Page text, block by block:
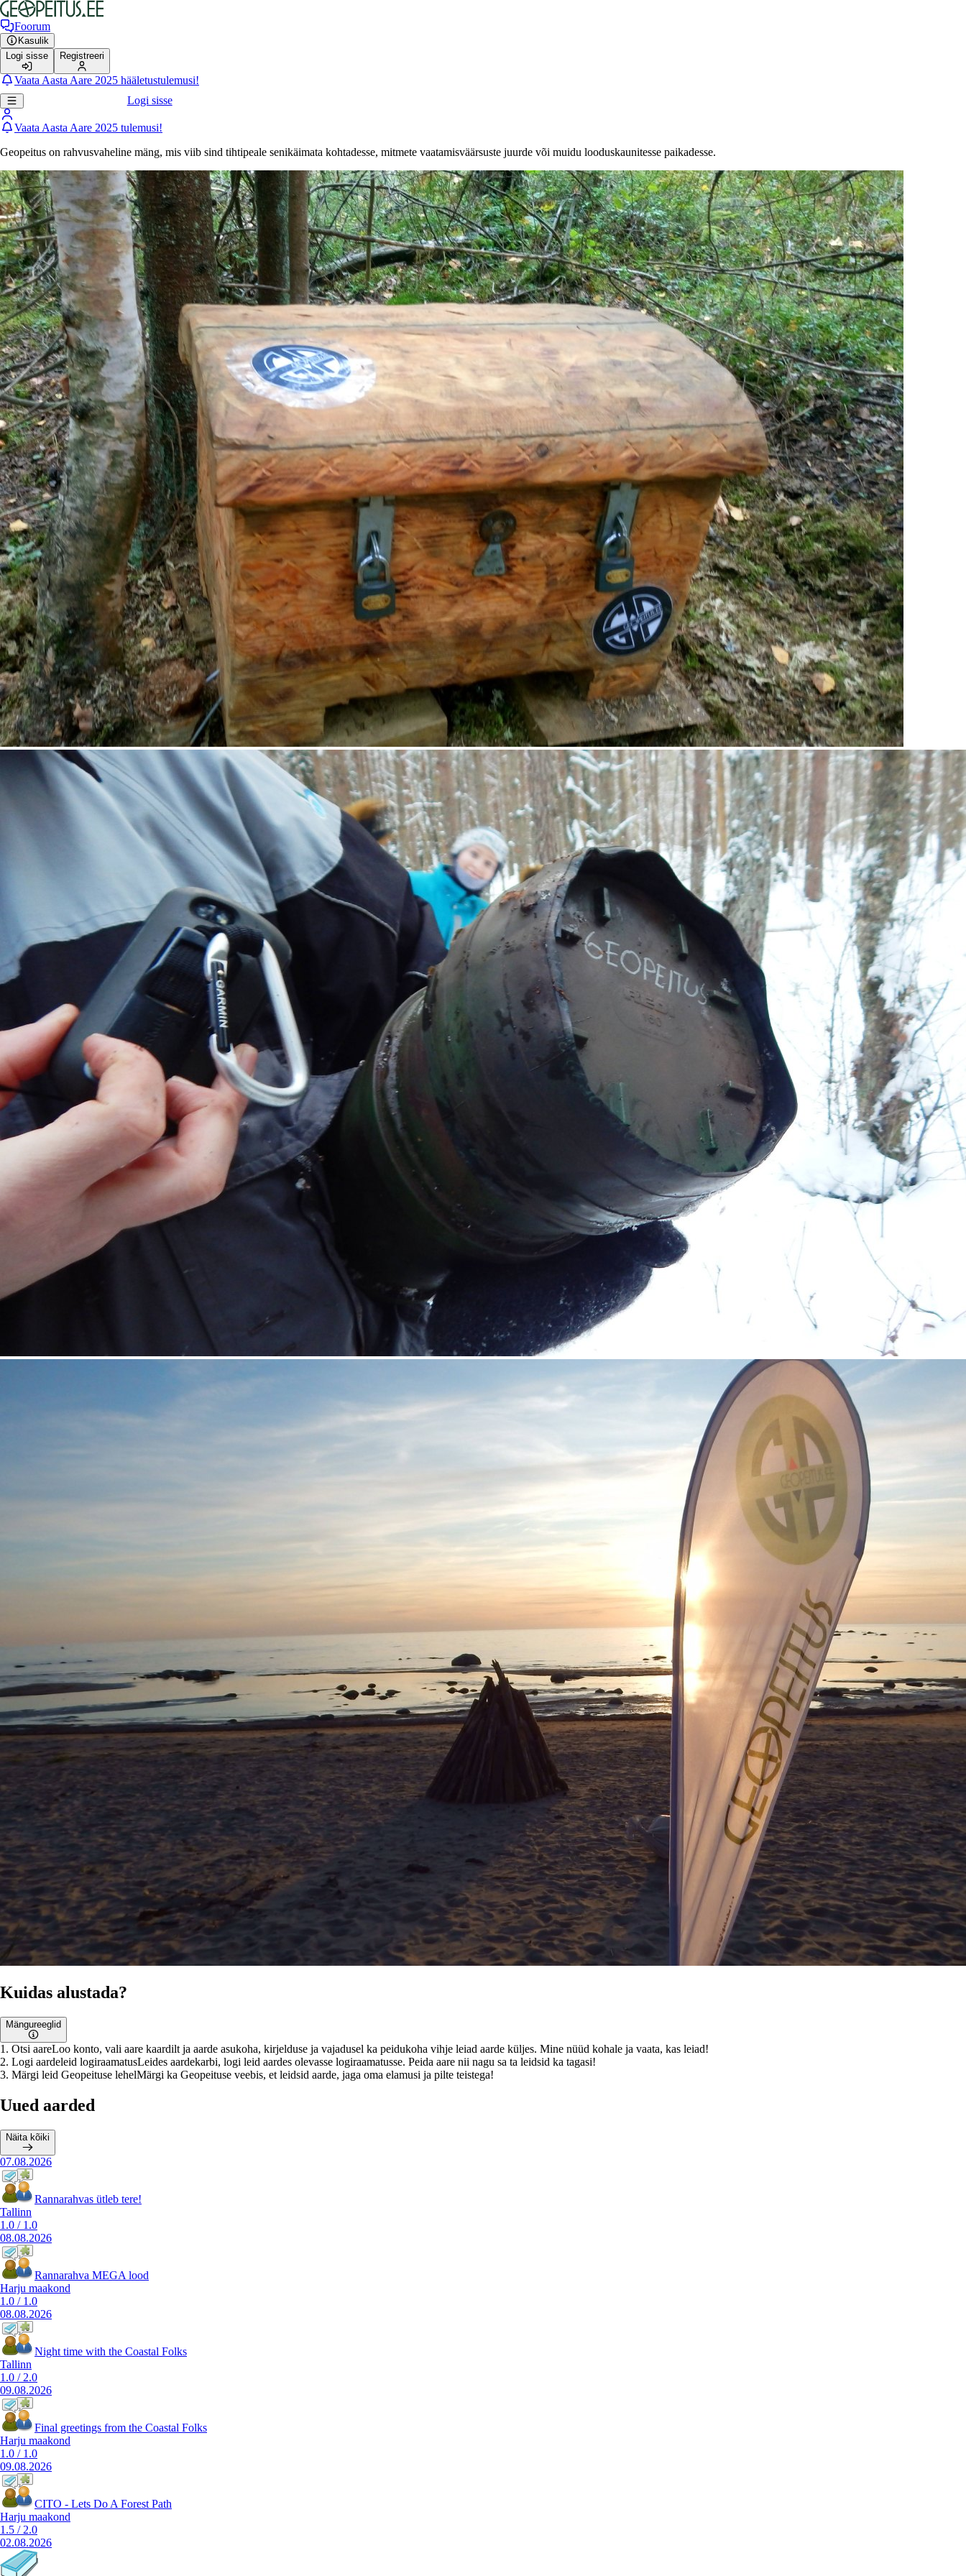
Foorum
Kasulik
Logi sisse
Registreeri
Vaata Aasta Aare 2025 hääletustulemusi!
Logi sisse
Vaata Aasta Aare 2025 tulemusi!
Geopeitus on rahvusvaheline mäng, mis viib sind tihtipeale senikäimata kohtadesse, mitmete vaatamisväärsuste juurde või muidu looduskaunitesse paikadesse.
Kuidas alustada?
Mängureeglid
1 . Otsi aareLoo konto, vali aare kaardilt ja aarde asukoha, kirjelduse ja vajadusel ka peidukoha vihje leiad aarde küljes. Mine nüüd kohale ja vaata, kas leiad!
2. Logi aardeleid logiraamatusLeides aardekarbi, logi leid aardes olevasse logiraamatusse. Peida aare nii nagu sa ta leidsid ka tagasi!
3. Märgi leid Geopeituse lehelMärgi ka Geopeituse veebis, et leidsid aarde, jaga oma elamusi ja pilte teistega!
Uued aarded
Näita kõiki
07.08.2026
Rannarahvas ütleb tere!
Tallinn
1.0 / 1.0
08.08.2026
Rannarahva MEGA lood
Harju maakond
1.0 / 1.0
08.08.2026
Night time with the Coastal Folks
Tallinn
1.0 / 2.0
09.08.2026
Final greetings from the Coastal Folks
Harju maakond
1.0 / 1.0
09.08.2026
CITO - Lets Do A Forest Path
Harju maakond
1.5 / 2.0
02.08.2026